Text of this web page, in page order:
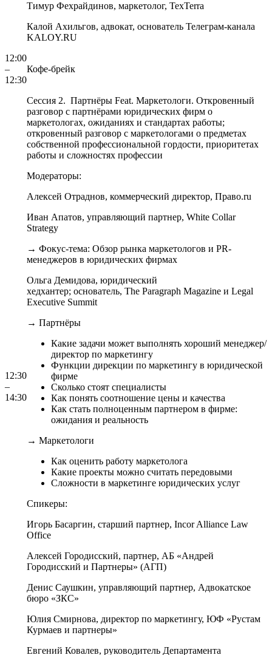
Тимур Фехрайдинов, маркетолог, TexTerra
Калой Ахильгов, адвокат, основатель Телеграм-канала
KALOY.RU
12:00
–
12:30
Кофе-брейк
12:30
–
14:30
Сессия 2. Партнёры Feat. Маркетологи. Откровенный
разговор с партнёрами юридических фирм о
маркетологах, ожиданиях и стандартах работы;
откровенный разговор с маркетологами о предметах
собственной профессиональной гордости, приоритетах
работы и сложностях профессии
Модераторы:
Алексей Отраднов, коммерческий директор, Право.ru
Иван Апатов, управляющий партнер, White Collar
Strategy
→ Фокус-тема: Обзор рынка маркетологов и PR-
менеджеров в юридических фирмах
Ольга Демидова, юридический
хедхантер; основатель, The Paragraph Magazine и Legal
Executive Summit
→ Партнёры
Какие задачи может выполнять хороший менеджер/
директор по маркетингу
Функции дирекции по маркетингу в юридической
фирме
Сколько стоят специалисты
Как понять соотношение цены и качества
Как стать полноценным партнером в фирме:
ожидания и реальность
→ Маркетологи
Как оценить работу маркетолога
Какие проекты можно считать передовыми
Сложности в маркетинге юридических услуг
Спикеры:
Игорь Басаргин, старший партнер, Incor Alliance Law
Office
Алексей Городисский, партнер, АБ «Андрей
Городисский и Партнеры» (АГП)
Денис Саушкин, управляющий партнер, Адвокатское
бюро «ЗКС»
Юлия Смирнова, директор по маркетингу, ЮФ «Рустам
Курмаев и партнеры»
Евгений Ковалев, руководитель Департамента